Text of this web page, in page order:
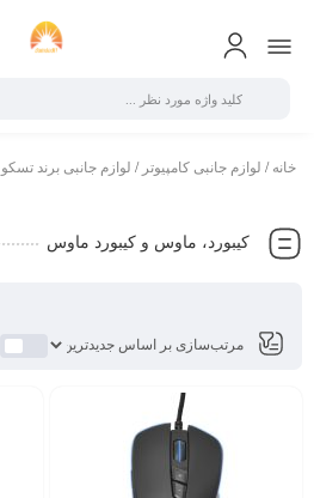
خانه / لوازم جانبی کامپیوتر / لوازم جانبی برند تسکو
کیبورد، ماوس و کیبورد ماوس